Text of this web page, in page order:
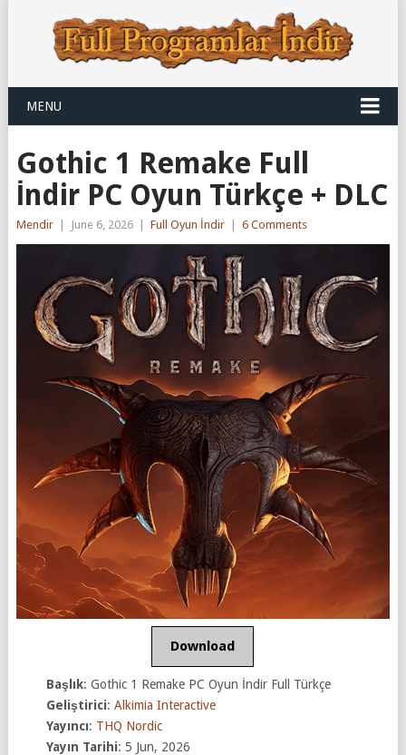
MENU
Gothic 1 Remake Full
İndir PC Oyun Türkçe + DLC
Mendir June 6, 2026 Full Oyun İndir 6 Comments
Download
Başlık: Gothic 1 Remake PC Oyun İndir Full Türkçe
Geliştirici: Alkimia Interactive
Yayıncı: THQ Nordic
Yayın Tarihi: 5 Jun, 2026